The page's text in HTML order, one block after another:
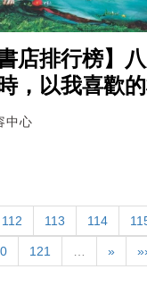
書店排行榜】
，以我喜歡的
中心
112 113 114
121 »